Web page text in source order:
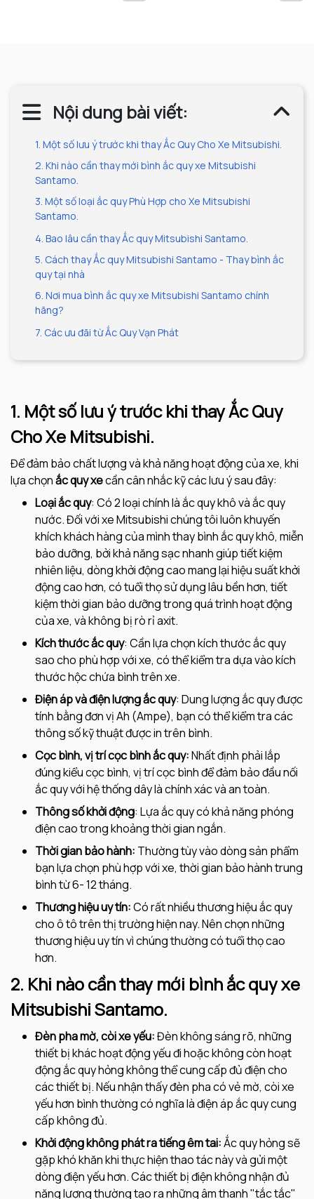
Nội dung bài viết:
1. Một số lưu ý trước khi thay Ắc Quy Cho Xe Mitsubishi.
2. Khi nào cần thay mới bình ắc quy xe Mitsubishi
Santamo.
3. Một số loại ắc quy Phù Hợp cho Xe Mitsubishi
Santamo.
4. Bao lâu cần thay Ắc quy Mitsubishi Santamo.
5. Cách thay Ắc quy Mitsubishi Santamo - Thay bình ắc
quy tại nhà
6. Nơi mua bình ắc quy xe Mitsubishi Santamo chính
hãng?
7. Các ưu đãi từ Ắc Quy Vạn Phát
1. Một số lưu ý trước khi thay Ắc Quy
Cho Xe Mitsubishi.
Để đảm bảo chất lượng và khả năng hoạt động của xe, khi
lựa chọnắc quy xecần cân nhắc kỹ các lưu ý sau đây:
Loại ắc quy: Có 2 loại chính là ắc quy khô và ắc quy
nước. Đối với xe Mitsubishi chúng tôi luôn khuyến
khích khách hàng của mình thay bình ắc quy khô, miễn
bảo dưỡng, bởi khả năng sạc nhanh giúp tiết kiệm
nhiên liệu, dòng khởi động cao mang lại hiệu suất khởi
động cao hơn, có tuổi thọ sử dụng lâu bền hơn, tiết
kiệm thời gian bảo dưỡng trong quá trình hoạt động
của xe, và không bị rò rỉ axit.
Kích thước ắc quy: Cần lựa chọn kích thước ắc quy
sao cho phù hợp với xe, có thể kiểm tra dựa vào kích
thước hộc chứa bình trên xe.
Điện áp và điện lượng ắc quy: Dung lượng ắc quy được
tính bằng đơn vị Ah (Ampe), bạn có thể kiểm tra các
thông số kỹ thuật được in trên bình.
Cọc bình, vị trí cọc bình ắc quy:Nhất định phải lắp
đúng kiểu cọc bình, vị trí cọc bình để đảm bảo đầu nối
ắc quy với hệ thống dây là chính xác và an toàn.
Thông số khởi động: Lựa ắc quy có khả năng phóng
điện cao trong khoảng thời gian ngắn.
Thời gian bảo hành: Thường tùy vào dòng sản phẩm
bạn lựa chọn phù hợp với xe, thời gian bảo hành trung
bình từ 6- 12 tháng.
Thương hiệu uy tín:Có rất nhiều thương hiệu ắc quy
cho ô tô trên thị trường hiện nay. Nên chọn những
thương hiệu uy tín vì chúng thường có tuổi thọ cao
hơn.
2. Khi nào cần thay mới bình ắc quy xe
Mitsubishi Santamo.
Đèn pha mờ, còi xe yếu:Đèn không sáng rõ, những
thiết bị khác hoạt động yếu đi hoặc không còn hoạt
động ắc quy hỏng không thể cung cấp đủ điện cho
các thiết bị. Nếu nhận thấy đèn pha có vẻ mờ, còi xe
yếu hơn bình thường có nghĩa là điện áp ắc quy cung
cấp không đủ.
Khởi động không phát ra tiếng êm tai:Ắc quy hỏng sẽ
gặp khó khăn khi thực hiện thao tác này và gửi một
dòng điện yếu hơn. Các thiết bị điện không nhận đủ
năng lượng thường tạo ra những âm thanh "tắc tắc"